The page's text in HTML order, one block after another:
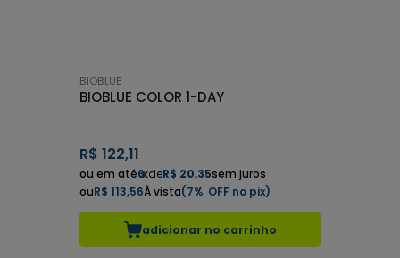
BIOBLUE
BIOBLUE COLOR 1-DAY
R$ 122,11
6xdeR$ 20,35sem juros
R$ 113,56
7%
adicionar no carrinho